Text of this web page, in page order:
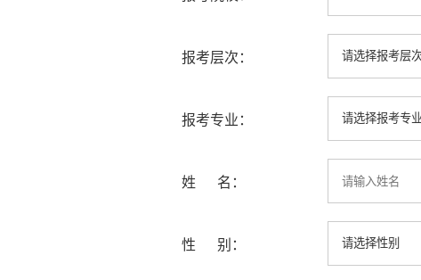
报考层次：
报考专业：
姓 名：
性 别：